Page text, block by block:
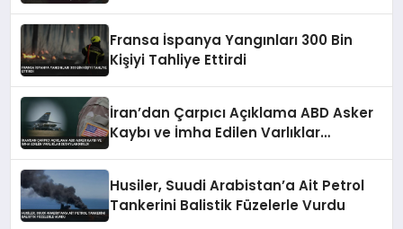
Fransa İspanya Yangınları 300 Bin
Kişiyi Tahliye Ettirdi
İran’dan Çarpıcı Açıklama ABD Asker
Kaybı ve İmha Edilen Varlıklar
Husiler, Suudi Arabistan’a Ait Petrol
Tankerini Balistik Füzelerle Vurdu